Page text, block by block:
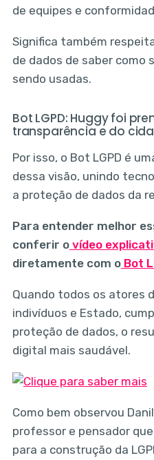
de equipes e
Significa também
de dados de saber como
sendo usadas.
Bot LGPD: Huggy foi
transparência e do
Por isso, o Bot LGPD é
dessa visão, unindo
a proteção de dados da
Para entender melhor
conferir ovídeo
diretamente com oBot
Quando todos os atores
indivíduos e Estado,
proteção de dados, o
digital mais saudável.
Como bem observou
professor e pensador
para a construção da